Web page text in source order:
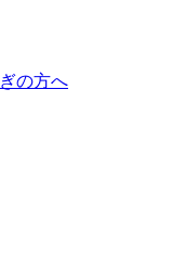
の方へ